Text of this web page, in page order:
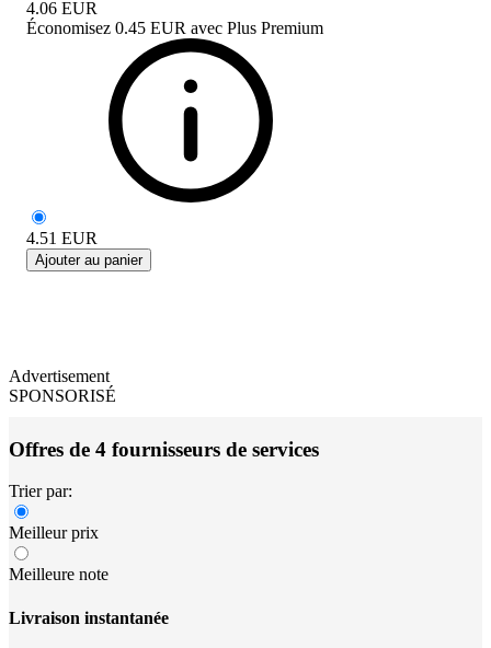
4.06 EUR
Économisez 0.45 EUR avec Plus Premium
4.51 EUR
Ajouter au panier
Advertisement
SPONSORISÉ
Offres de 4 fournisseurs de services
Trier par:
Meilleur prix
Meilleure note
Livraison instantanée